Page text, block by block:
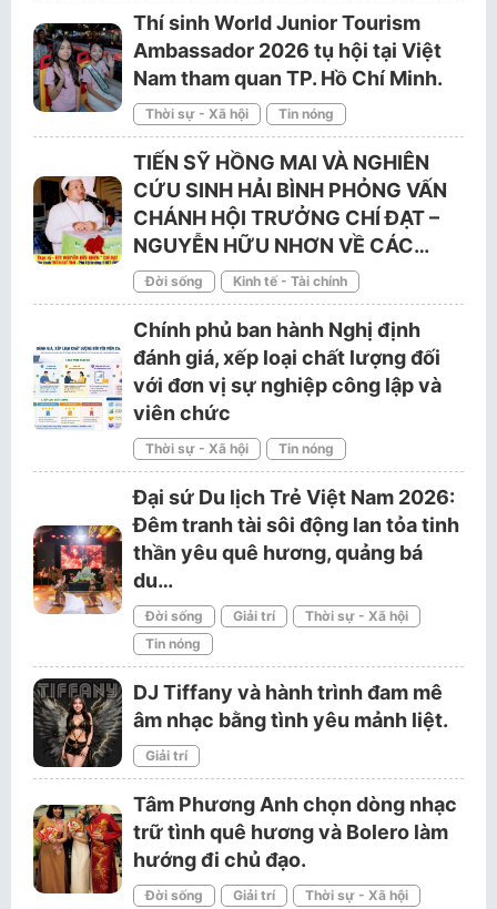
Thí sinh World Junior Tourism
Ambassador 2026 tụ hội tại Việt
Nam tham quan TP. Hồ Chí Minh.
Thời sự - Xã hội Tin nóng
TIẾN SỸ HỒNG MAI VÀ NGHIÊN
CỨU SINH HẢI BÌNH PHỎNG VẤN
CHÁNH HỘI TRƯỞNG CHÍ ĐẠT –
NGUYỄN HỮU NHƠN VỀ CÁC…
Đời sống Kinh tế - Tài chính
Chính phủ ban hành Nghị định
đánh giá, xếp loại chất lượng đối
với đơn vị sự nghiệp công lập và
viên chức
Thời sự - Xã hội Tin nóng
Đại sứ Du lịch Trẻ Việt Nam 2026:
Đêm tranh tài sôi động lan tỏa tinh
thần yêu quê hương, quảng bá
du…
Đời sống Giải trí
Thời sự - Xã hội
Tin nóng
DJ Tiffany và hành trình đam mê
âm nhạc bằng tình yêu mảnh liệt.
Giải trí
Tâm Phương Anh chọn dòng nhạc
trữ tình quê hương và Bolero làm
hướng đi chủ đạo.
Đời sống Giải trí Thời sự - Xã hội